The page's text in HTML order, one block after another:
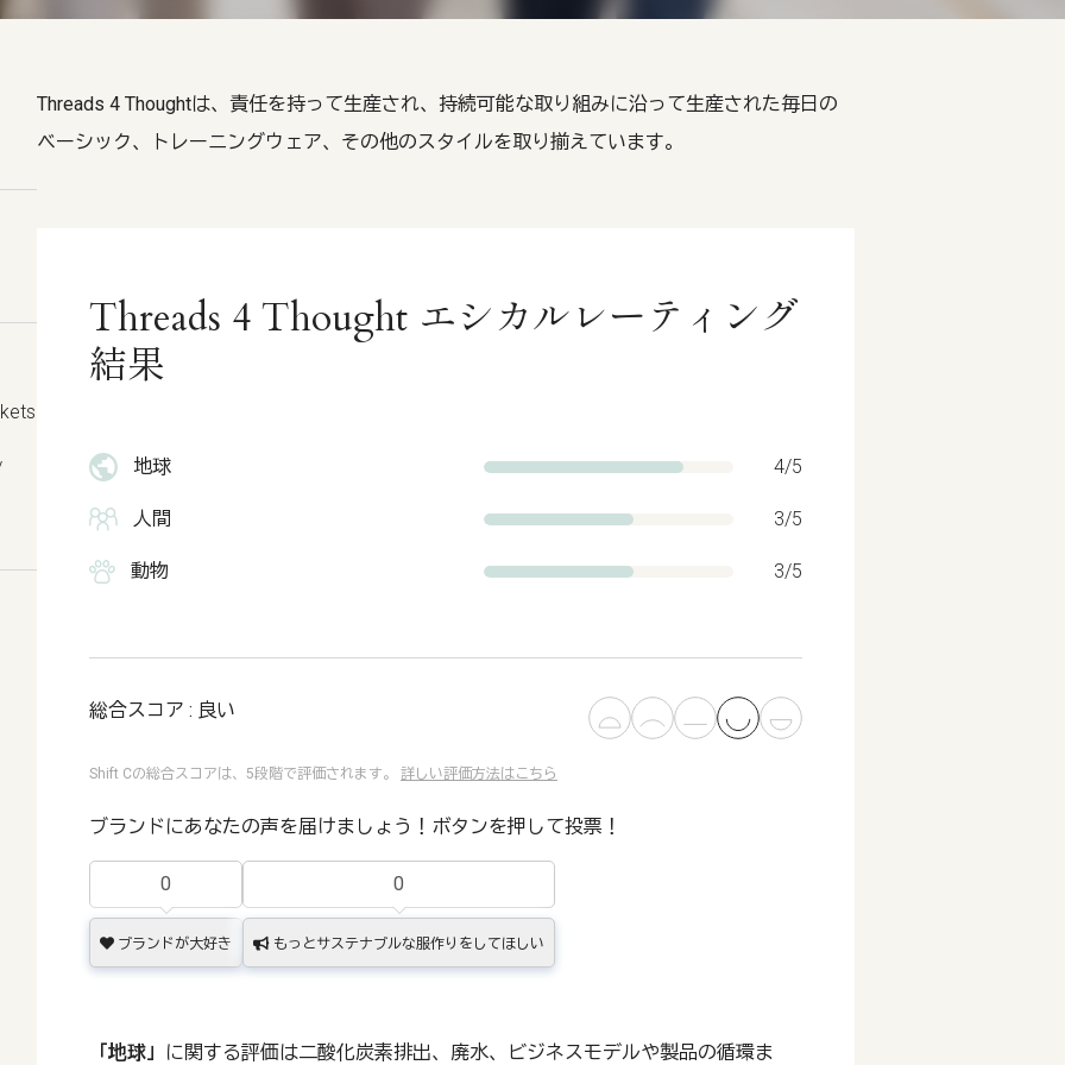
Threads 4 Thoughtは、責任を持って生産され、持続可能な取り組みに沿って生産された毎日の
ベーシック、トレーニングウェア、その他のスタイルを取り揃えています。
Threads 4 Thought エシカルレーティング
結果
地球 4/5
人間 3/5
動物 3/5
総合スコア : 良い
Shift Cの総合スコアは、5段階で評価されます。 詳しい評価方法はこちら
ブランドにあなたの声を届けましょう！ボタンを押して投票！
0
ブランドが大好き
0
もっとサステナブルな服作りをしてほしい
「地球」 に関する評価は二酸化炭素排出、廃水、ビジネスモデルや製品の循環ま